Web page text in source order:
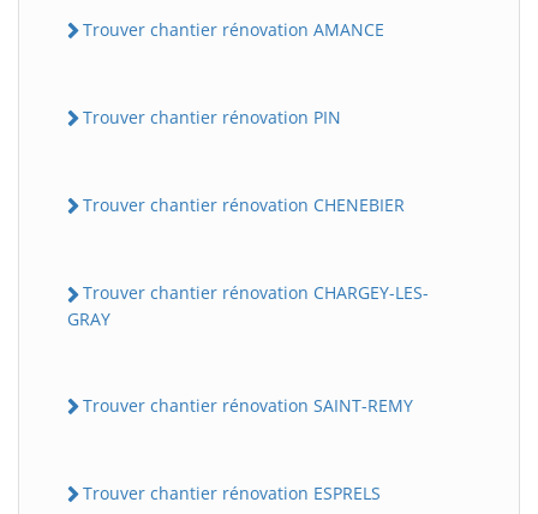
Trouver chantier rénovation AMANCE
Trouver chantier rénovation PIN
Trouver chantier rénovation CHENEBIER
Trouver chantier rénovation CHARGEY-LES-
GRAY
Trouver chantier rénovation SAINT-REMY
Trouver chantier rénovation ESPRELS